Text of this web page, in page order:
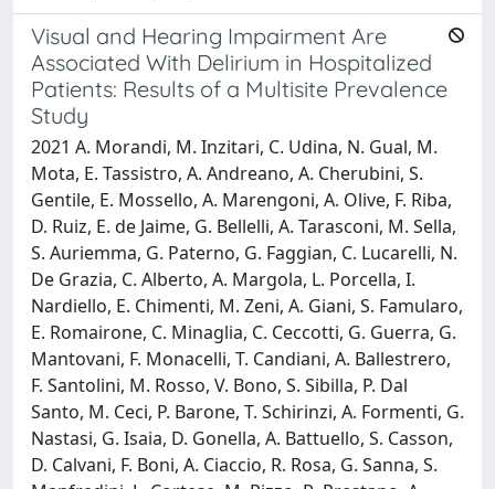
Visual and Hearing Impairment Are
Associated With Delirium in Hospitalized
Patients: Results of a Multisite Prevalence
Study
2021 A. Morandi, M. Inzitari, C. Udina, N. Gual, M.
Mota, E. Tassistro, A. Andreano, A. Cherubini, S.
Gentile, E. Mossello, A. Marengoni, A. Olive, F. Riba,
D. Ruiz, E. de Jaime, G. Bellelli, A. Tarasconi, M. Sella,
S. Auriemma, G. Paterno, G. Faggian, C. Lucarelli, N.
De Grazia, C. Alberto, A. Margola, L. Porcella, I.
Nardiello, E. Chimenti, M. Zeni, A. Giani, S. Famularo,
E. Romairone, C. Minaglia, C. Ceccotti, G. Guerra, G.
Mantovani, F. Monacelli, T. Candiani, A. Ballestrero,
F. Santolini, M. Rosso, V. Bono, S. Sibilla, P. Dal
Santo, M. Ceci, P. Barone, T. Schirinzi, A. Formenti, G.
Nastasi, G. Isaia, D. Gonella, A. Battuello, S. Casson,
D. Calvani, F. Boni, A. Ciaccio, R. Rosa, G. Sanna, S.